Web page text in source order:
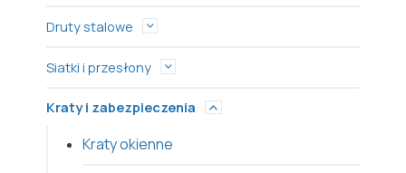
Druty stalowe
Siatki i przesłony
Kraty i zabezpieczenia
Kraty okienne